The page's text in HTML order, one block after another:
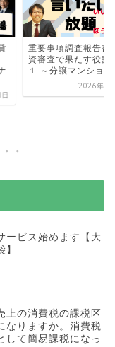
重要事項調査報告書
資審査で果たす役割
１ ～分譲マンショ
2026年5
ービス始めます【大
】
上の消費税の課税区
なりますか。消費税
して簡易課税になっ